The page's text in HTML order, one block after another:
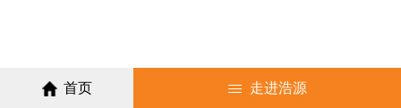
首页 走进浩源